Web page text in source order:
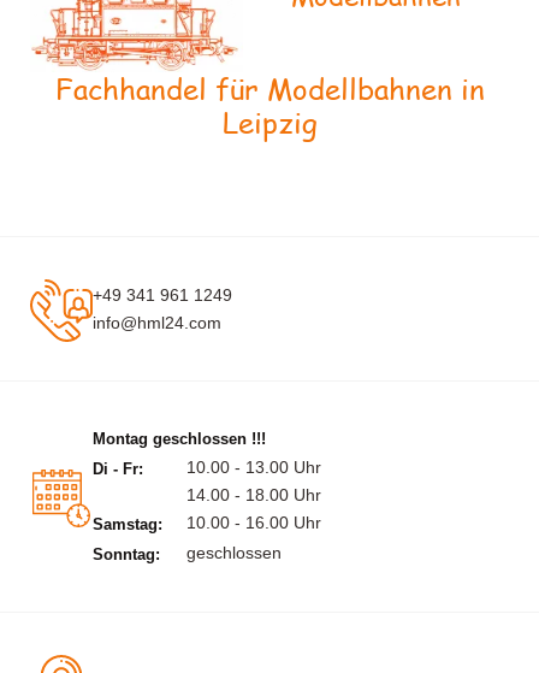
Fachhandel für Modellbahnen in
Leipzig
+49 341 961 1249
info@hml24.com
Montag geschlossen !!!
Di - Fr:
10.00 - 13.00 Uhr
14.00 - 18.00 Uhr
Samstag: 10.00 - 16.00 Uhr
Sonntag: geschlossen